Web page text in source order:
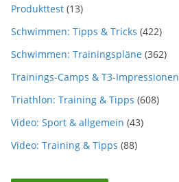
Produkttest (13)
Schwimmen: Tipps & Tricks (422)
Schwimmen: Trainingspläne (362)
Trainings-Camps & T3-Impressionen
Triathlon: Training & Tipps (608)
Video: Sport & allgemein (43)
Video: Training & Tipps (88)